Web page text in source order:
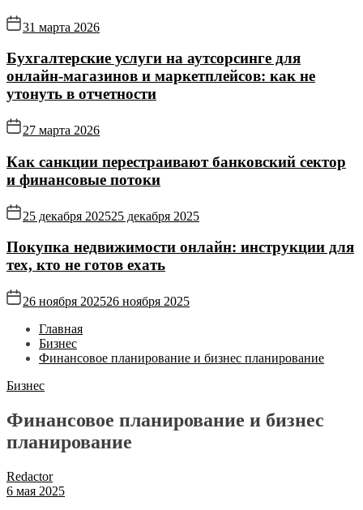
31 марта 2026
Бухгалтерские услуги на аутсорсинге для
онлайн‑магазинов и маркетплейсов: как не
утонуть в отчетности
27 марта 2026
Как санкции перестраивают банковский сектор
и финансовые потоки
25 декабря 202525 декабря 2025
Покупка недвижимости онлайн: инструкции для
тех, кто не готов ехать
26 ноября 202526 ноября 2025
Главная
Бизнес
Финансовое планирование и бизнес планирование
Бизнес
Финансовое планирование и бизнес
планирование
Redactor
6 мая 2025